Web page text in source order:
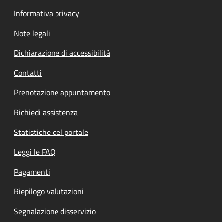
Informativa privacy
Note legali
Dichiarazione di accessibilità
Contatti
Prenotazione appuntamento
Richiedi assistenza
Statistiche del portale
Leggi le FAQ
Pagamenti
Riepilogo valutazioni
Segnalazione disservizio